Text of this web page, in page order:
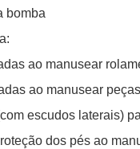
bomba
ao manusear
ao manusear
escudos laterais)
dos pés ao